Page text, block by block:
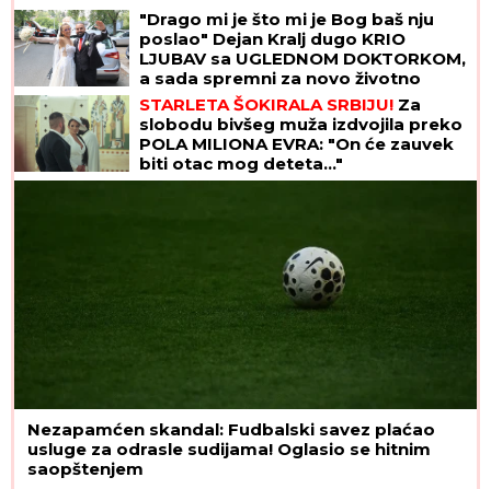
"Drago mi je što mi je Bog baš nju
poslao" Dejan Kralj dugo KRIO
LJUBAV sa UGLEDNOM DOKTORKOM,
a sada spremni za novo životno
poglavlje (VIDEO)
STARLETA ŠOKIRALA SRBIJU! Za
slobodu bivšeg muža izdvojila preko
POLA MILIONA EVRA: "On će zauvek
biti otac mog deteta..."
Nezapamćen skandal: Fudbalski savez plaćao
usluge za odrasle sudijama! Oglasio se hitnim
saopštenjem